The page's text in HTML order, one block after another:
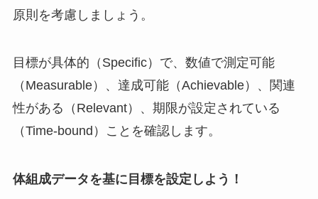
原則を考慮しましょう。
目標が具体的（Specific）で、数値で測定可能
（Measurable）、達成可能（Achievable）、関連
性がある（Relevant）、期限が設定されている
（Time-bound）ことを確認します。
体組成データを基に目標を設定しよう！